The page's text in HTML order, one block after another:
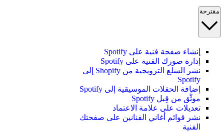
مقترحة
إنشاء صفحة فنية على Spotify
إدارة صورك الفنية على Spotify
نشر السلع الترويجية من Shopify إلى
Spotify
إضافة الحفلات الموسيقية إلى Spotify
موثَّق من قِبل Spotify
تعديلات على علامة الاعتماد
نشر قوائم أغاني الفنانين على صفحتك
الفنية